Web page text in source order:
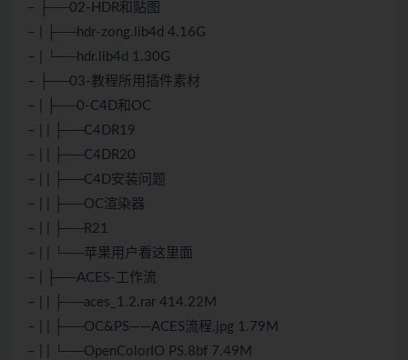
– ├──02-HDR和贴图
– | ├──hdr-zong.lib4d 4.16G
– | └──hdr.lib4d 1.30G
– ├──03-教程所用插件素材
– | ├──0-C4D和OC
– | | ├──C4DR19
– | | ├──C4DR20
– | | ├──C4D安装问题
– | | ├──OC渲染器
– | | ├──R21
– | | └──苹果用户看这里面
– | ├──ACES-工作流
– | | ├──aces_1.2.rar 414.22M
– | | ├──OC&PS——ACES流程.jpg 1.79M
– | | └──OpenColorIO PS.8bf 7.49M